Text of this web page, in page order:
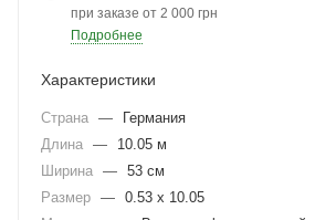
при заказе от 2 000 грн
Подробнее
Характеристики
Страна —
Германия
Длина —
10.05 м
Ширина — 53 см
Размер — 0.53 x 10.05